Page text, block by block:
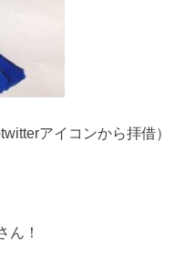
アイコンから拝借）
ん！